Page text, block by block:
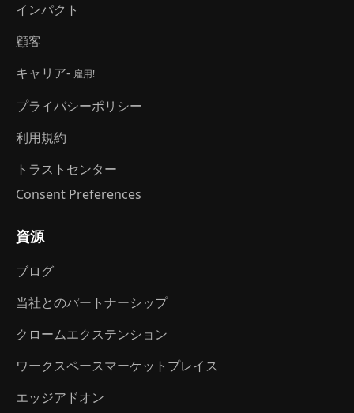
インパクト
顧客
キャリア- 雇用!
プライバシーポリシー
利用規約
トラストセンター
Consent Preferences
資源
ブログ
当社とのパートナーシップ
クロームエクステンション
ワークスペースマーケットプレイス
エッジアドオン